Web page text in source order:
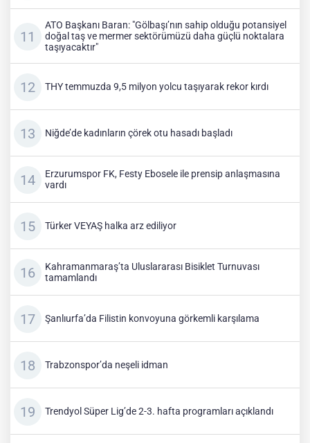
ATO Başkanı Baran: "Gölbaşı’nın sahip olduğu potansiyel
doğal taş ve mermer sektörümüzü daha güçlü noktalara
taşıyacaktır"
THY temmuzda 9,5 milyon yolcu taşıyarak rekor kırdı
Niğde’de kadınların çörek otu hasadı başladı
Erzurumspor FK, Festy Ebosele ile prensip anlaşmasına
vardı
Türker VEYAŞ halka arz ediliyor
Kahramanmaraş’ta Uluslararası Bisiklet Turnuvası
tamamlandı
Şanlıurfa’da Filistin konvoyuna görkemli karşılama
Trabzonspor’da neşeli idman
Trendyol Süper Lig’de 2-3. hafta programları açıklandı